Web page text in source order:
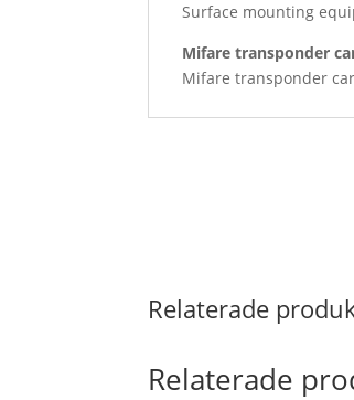
Surface mounting
Mifare transponder
Mifare transponder
Relaterade
Relaterade